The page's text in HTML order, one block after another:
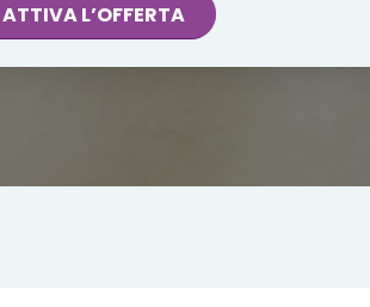
ATTIVA L’OFFERTA